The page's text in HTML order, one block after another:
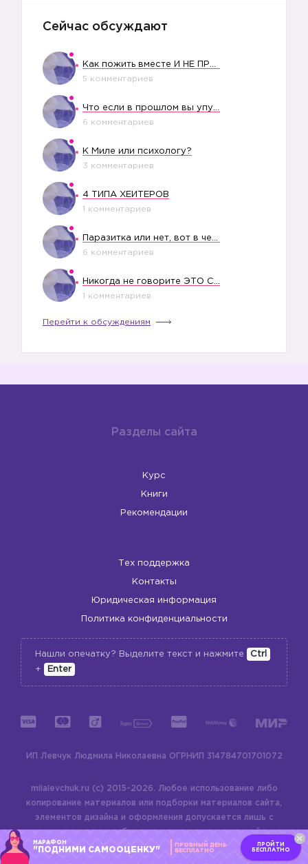
Сейчас обсуждают
5 комментариев
6 комментариев
К Миле или психологу?
3 комментариев
4 ТИПА ХЕЙТЕРОВ
1 комментариев
6 комментариев
1 комментариев
Перейти к обсуждениям
Разделы сайта
Курс
Книги
Рекомендации
Тех поддержка
Контакты
Юридическая информация
Политика конфиденциальности
Нашли опечатку? Выделите текст и нажмите
Ctrl
+
Enter
ИП Левчук Людмила Николаевна ОГРНИП 314784701701072
milalevchuk.ru (c) 2015-2026.
Любое использование либо
копирование материалов или подборки материалов сайта,
элементов дизайна и оформления допускается лишь с
разрешения правообладателя и только со ссылкой на
источник:milalevchuk.ru
МАРАФОН
"ПОДНИМИ САМООЦЕНКУ"
ПРОБНЫЙ ДЕНЬ
БЕСПЛАТНО
ПРОЙТИ
БЕСПЛАТНО